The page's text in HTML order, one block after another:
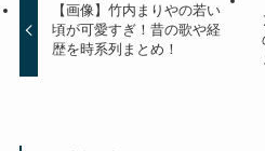
【画像】竹内まりやの若い
頃が可愛すぎ！昔の歌や経
歴を時系列まとめ！